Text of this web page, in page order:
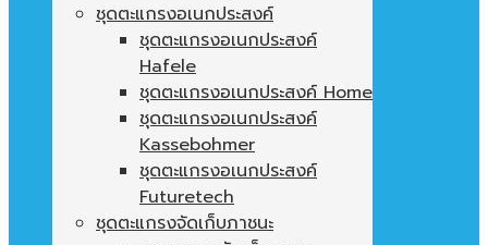
ชุดตะแกรงอเนกประสงค์
ชุดตะแกรงอเนกประสงค์
Hafele
ชุดตะแกรงอเนกประสงค์ Home
ชุดตะแกรงอเนกประสงค์
Kassebohmer
ชุดตะแกรงอเนกประสงค์
Futuretech
ชุดตะแกรงจัดเก็บภาชนะ